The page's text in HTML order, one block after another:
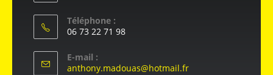
Téléphone :
06 73 22 71 98
E-mail :
anthony.madouas@hotmail.fr